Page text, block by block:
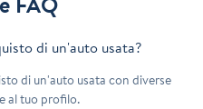
di un'auto usata?
di un'auto usata con diverse
al tuo profilo.